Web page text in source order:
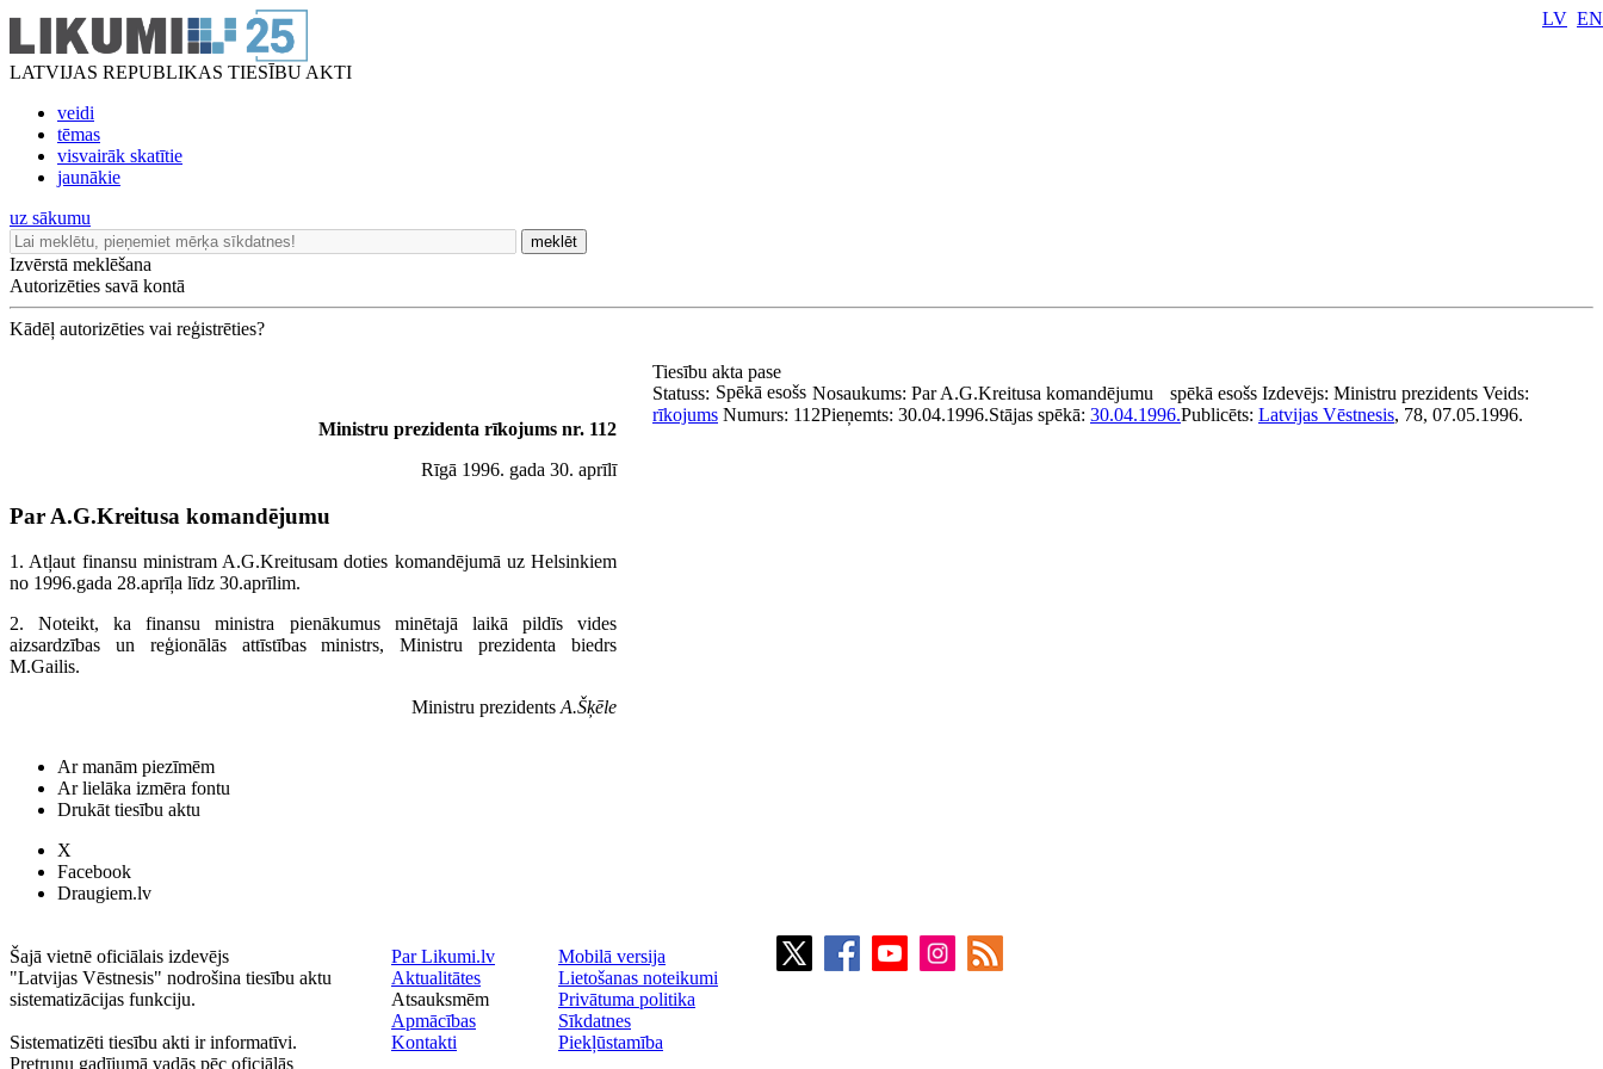
LATVIJAS REPUBLIKAS TIESĪBU AKTI
veidi
tēmas
visvairāk skatītie
jaunākie
LV EN
uz sākumu
meklēt
Izvērstā meklēšana
Autorizēties savā kontā
Kādēļ autorizēties vai reģistrēties?
Ministru prezidenta rīkojums nr. 112
Rīgā 1996. gada 30. aprīlī
Par A.G.Kreitusa komandējumu
1. Atļaut finansu ministram A.G.Kreitusam doties komandējumā uz Helsinkiem
no 1996.gada 28.aprīļa līdz 30.aprīlim.
2. Noteikt, ka finansu ministra pienākumus minētajā laikā pildīs vides
aizsardzības un reģionālās attīstības ministrs, Ministru prezidenta biedrs
M.Gailis.
Ministru prezidentsA.Šķēle
Tiesību akta pase
Nosaukums: Par A.G.Kreitusa komandējumu
Statuss: Spēkā esošs spēkā esošs Izdevējs: Ministru prezidents Veids:
rīkojums Numurs: 112Pieņemts: 30.04.1996.Stājas spēkā: 30.04.1996.Publicēts: Latvijas Vēstnesis, 78, 07.05.1996.
Ar manām piezīmēm
Ar lielāka izmēra fontu
Drukāt tiesību aktu
X
Facebook
Draugiem.lv
Šajā vietnē oficiālais izdevējs
"Latvijas Vēstnesis" nodrošina tiesību aktu
sistematizācijas funkciju.
Sistematizēti tiesību akti ir informatīvi.
Pretrunu gadījumā vadās pēc oficiālās
Par Likumi.lv
Aktualitātes
Atsauksmēm
Apmācības
Kontakti
Mobilā versija
Lietošanas noteikumi
Privātuma politika
Sīkdatnes
Piekļūstamība